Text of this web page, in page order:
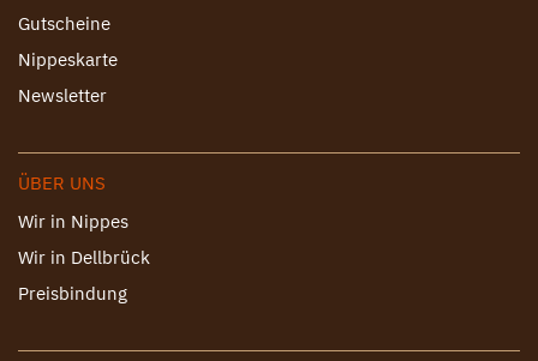
Gutscheine
Nippeskarte
Newsletter
ÜBER UNS
Wir in Nippes
Wir in Dellbrück
Preisbindung